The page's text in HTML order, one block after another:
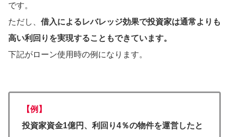
です。
ただし、 借入によるレバレッジ効果で投資家は通常よりも
高い利回りを実現することもできています。
下記がローン使用時の例になります。
【例】
投資家資金1億円、利回り4％の物件を運営したと